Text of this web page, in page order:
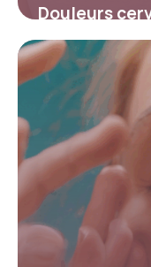
Douleurs
consulter un
5 mars 2026